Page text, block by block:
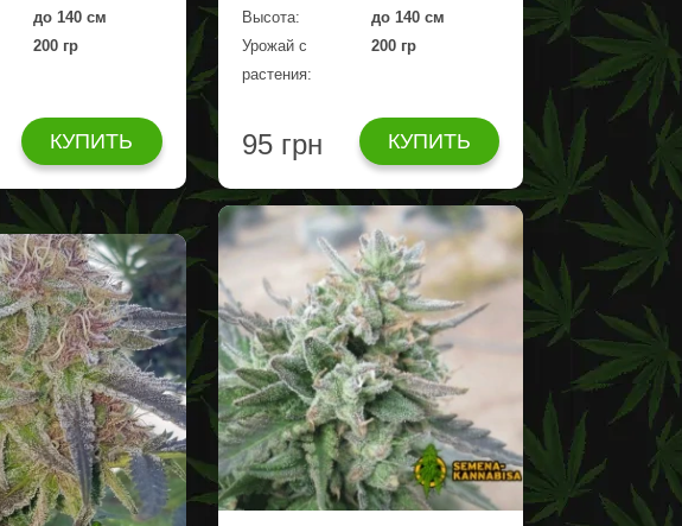
до 140 см
200 гр
КУПИТЬ
Высота:
до 140 см
Урожай с
растения:
200 гр
95 грн КУПИТЬ